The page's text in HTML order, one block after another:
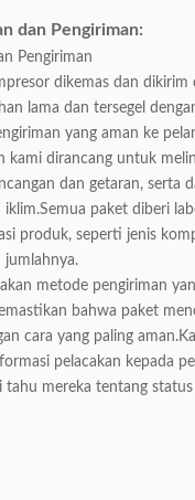
dan Pengiriman:
Pengiriman
dikemas dan dikirim
lama dan tersegel
yang aman ke
kami dirancang untuk
dan getaran, serta
iklim.Semua paket diberi
produk, seperti jenis
jumlahnya.
metode pengiriman
bahwa paket
cara yang paling
pelacakan kepada
tahu mereka tentang status